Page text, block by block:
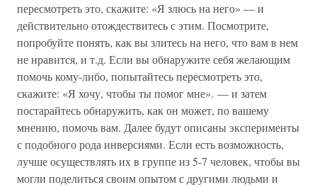
пересмотреть это, скажите: «Я злюсь на него» — и
действительно отождествитесь с этим. Посмотрите,
попробуйте понять, как вы злитесь на него, что вам в нем
не нравится, и т.д. Если вы обнаружите себя желающим
помочь кому-либо, попытайтесь пересмотреть это,
скажите: «Я хочу, чтобы ты помог мне». — и затем
постарайтесь обнаружить, как он может, по вашему
мнению, помочь вам. Далее будут описаны эксперименты
с подобного рода инверсиями. Если есть возможность,
лучше осуществлять их в группе из 5-7 человек, чтобы вы
могли поделиться своим опытом с другими людьми и